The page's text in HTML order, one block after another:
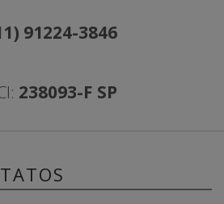
91224-3846
238093-F SP